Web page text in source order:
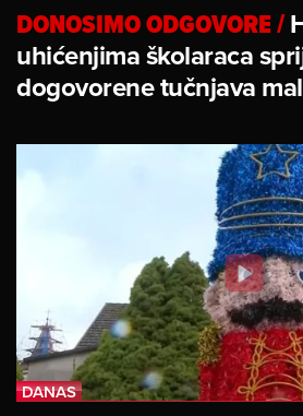
DONOSIMO ODGOVORE/
uhićenjima školaraca
dogovorene tučnjava